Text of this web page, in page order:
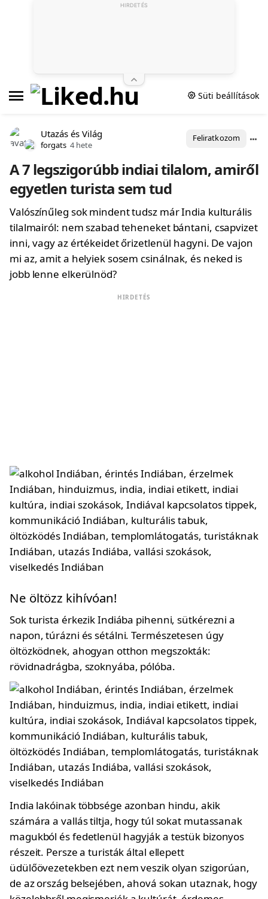
Süti beállítások
Utazás és Világ
forgats 4 hete
Feliratkozom
A 7 legszigorúbb indiai tilalom, amiről
egyetlen turista sem tud
Valószínűleg sok mindent tudsz már India kulturális
tilalmairól: nem szabad teheneket bántani, csapvizet
inni, vagy az értékeidet őrizetlenül hagyni. De vajon
mi az, amit a helyiek sosem csinálnak, és neked is
jobb lenne elkerülnöd?
HIRDETÉS
Ne öltözz kihívóan!
Sok turista érkezik Indiába pihenni, sütkérezni a
napon, túrázni és sétálni. Természetesen úgy
öltözködnek, ahogyan otthon megszokták:
rövidnadrágba, szoknyába, pólóba.
India lakóinak többsége azonban hindu, akik
számára a vallás tiltja, hogy túl sokat mutassanak
magukból és fedetlenül hagyják a testük bizonyos
részeit. Persze a turisták által ellepett
üdülőövezetekben ezt nem veszik olyan szigorúan,
de az ország belsejében, ahová sokan utaznak, hogy
HIRDETÉS